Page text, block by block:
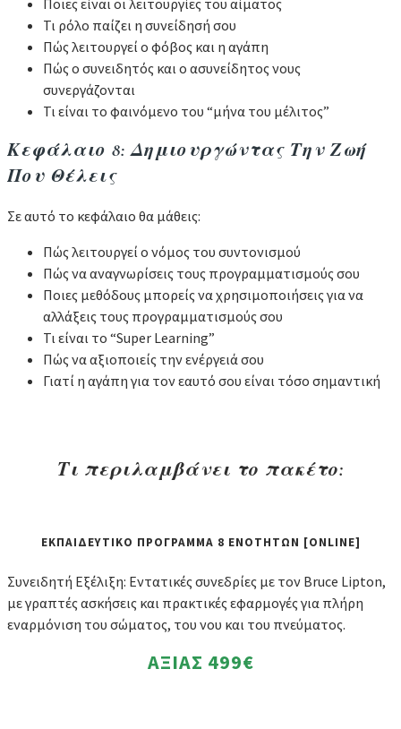
Τι ρόλο παίζει η συνείδησή σου
Πώς λειτουργεί ο φόβος και η αγάπη
Πώς ο συνειδητός και ο ασυνείδητος νους
συνεργάζονται
Τι είναι το φαινόμενο του “μήνα του μέλιτος”
Κεφάλαιο 8: Δημιουργώντας Την Ζωή
Που Θέλεις
Σε αυτό το κεφάλαιο θα μάθεις:
Πώς λειτουργεί ο νόμος του συντονισμού
Πώς να αναγνωρίσεις τους προγραμματισμούς σου
Ποιες μεθόδους μπορείς να χρησιμοποιήσεις για να
αλλάξεις τους προγραμματισμούς σου
Τι είναι το “Super Learning”
Πώς να αξιοποιείς την ενέργειά σου
Γιατί η αγάπη για τον εαυτό σου είναι τόσο σημαντική
Τι περιλαμβάνει το πακέτο:
ΕΚΠΑΙΔΕΥΤΙΚΟ ΠΡΟΓΡΑΜΜΑ 8 ΕΝΟΤΗΤΩΝ [ONLINE]
Συνειδητή Εξέλιξη: Εντατικές συνεδρίες με τον Bruce Lipton,
με γραπτές ασκήσεις και πρακτικές εφαρμογές για πλήρη
εναρμόνιση του σώματος, του νου και του πνεύματος.
ΑΞΙΑΣ 499€